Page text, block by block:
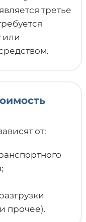
третье
или
от:
прочее).